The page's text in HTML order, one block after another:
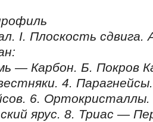
I. Плоскость сдвига.
— Карбон. Б. Покров
4.
6.
ярус. 8. Триас —